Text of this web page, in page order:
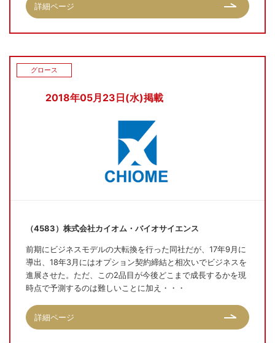
詳細ページ
2018年05月23日(水)掲載
グロース
（4583）株式会社カイオム・バイオサイエンス
前期にビジネスモデルの大転換を行った同社だが、17年9月に
導出、18年3月にはオプション契約締結と相次いでビジネスを
進展させた。ただ、この2品目が今後どこまで成長するかを現
時点で予測するのは難しいことに加え・・・
詳細ページ